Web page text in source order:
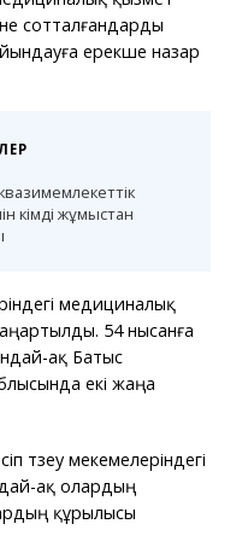
сотталғандарды
ерекше назар
кімді жұмыстан
медициналық
54 нысанға
ақ Батыс
екі жаңа
түзеу мекемелеріндегі
ақ олардың
құрылысы